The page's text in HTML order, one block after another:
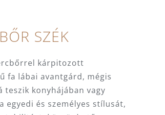
SZÉK
kárpitozott
fa lábai avantgárd, mégis
konyhájában vagy
egyedi és személyes stílusát,